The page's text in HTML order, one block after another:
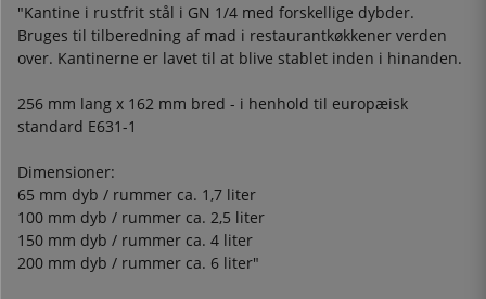
"Kantine i rustfrit stål i GN 1/4 med forskellige dybder.
Bruges til tilberedning af mad i restaurantkøkkener verden
over. Kantinerne er lavet til at blive stablet inden i hinanden.
256 mm lang x 162 mm bred - i henhold til europæisk
standard E631-1
Dimensioner:
65 mm dyb / rummer ca. 1,7 liter
100 mm dyb / rummer ca. 2,5 liter
150 mm dyb / rummer ca. 4 liter
200 mm dyb / rummer ca. 6 liter"